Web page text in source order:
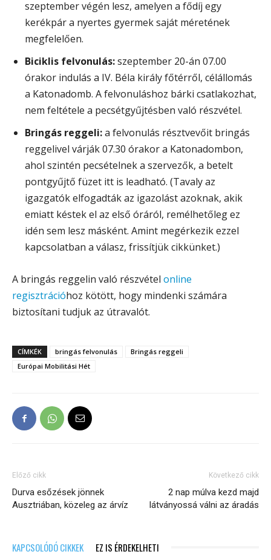
szeptember végén lesz, amelyen a fődíj egy
kerékpár a nyertes gyermek saját méretének
megfelelően.
Biciklis felvonulás:szeptember 20-án 07.00
órakor indulás a IV. Béla király főtérről, célállomás
a Katonadomb. A felvonuláshoz bárki csatlakozhat,
nem feltétele a pecsétgyűjtésben való részvétel.
Bringás reggeli:a felvonulás résztvevőit bringás
reggelivel várják 07.30 órakor a Katonadombon,
ahol szintén pecsételnek a szervezők, a betelt
pontgyűjtő füzet itt is leadható. (Tavaly az
igazgatók elfogadták az igazolást azoknak, akik
emiatt késtek el az első óráról, remélhetőleg ez
idén sem lesz másként. Amint megérkezik ezzel
kapcsolatban a válasz, frissítjük cikkünket.)
A bringás reggelin való részvétel online
regisztrációhoz kötött, hogy mindenki számára
biztosítani tudjuk az útravalót.
CÍMKÉK bringás felvonulás
Bringás reggeli
Európai Mobilitási Hét
Előző cikk
Durva esőzések jönnek
Ausztriában, közeleg az árvíz
Következő cikk
2 nap múlva kezd majd
látványossá válni az áradás
KAPCSOLÓDÓ CIKKEK EZ IS ÉRDEKELHETI